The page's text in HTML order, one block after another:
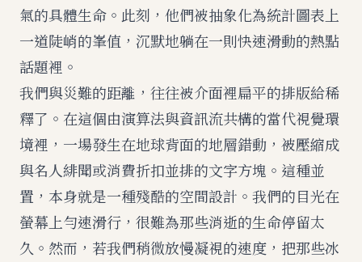
氣的具體生命。此刻，他們被抽象化為統計圖表上
一道陡峭的峯值，沉默地躺在一則快速滑動的熱點
話題裡。
我們與災難的距離，往往被介面裡扁平的排版給稀
釋了。在這個由演算法與資訊流共構的當代視覺環
境裡，一場發生在地球背面的地層錯動，被壓縮成
與名人緋聞或消費折扣並排的文字方塊。這種並
置，本身就是一種殘酷的空間設計。我們的目光在
螢幕上勻速滑行，很難為那些消逝的生命停留太
久。然而，若我們稍微放慢凝視的速度，把那些冰